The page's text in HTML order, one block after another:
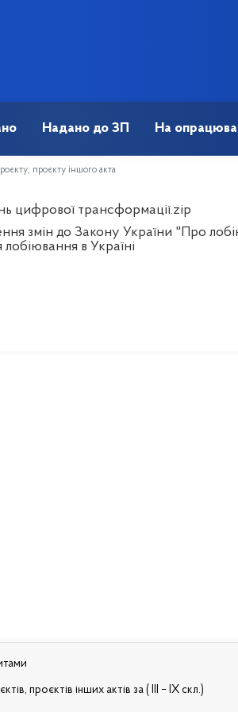
Надано до ЗП На
проєкту іншого акта
цифрової трансформації.zip
змін до Закону України "Про
в Україні
проєктів інших актів за ( III – IX скл.)